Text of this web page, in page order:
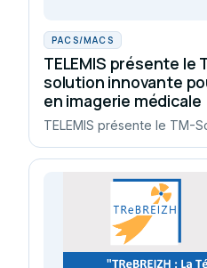
PACS/MACS
TELEMIS présente le
solution innovante
en imagerie médicale
TELEMIS présente le TM-